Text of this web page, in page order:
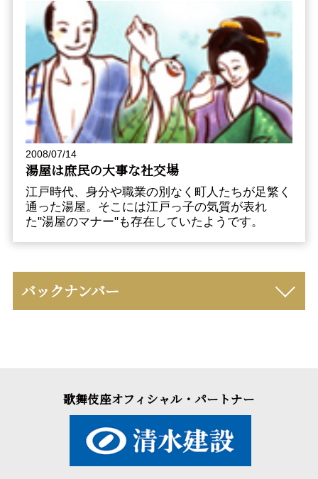
2008/07/14
湯屋は庶民の大事な社交場
江戸時代、身分や職業の別なく町人たちが足繁く
通った湯屋。そこには江戸っ子の気質が表れ
た"湯屋のマナー"も存在していたようです。
バックナンバー
歌舞伎座オフィシャル・パートナー